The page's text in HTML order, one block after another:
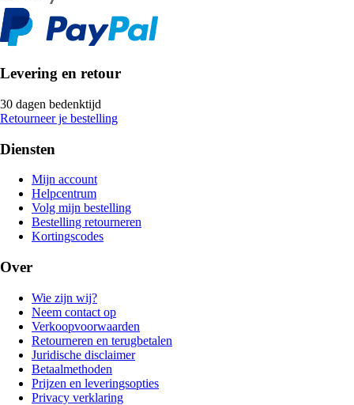
Levering en retour
30 dagen bedenktijd
Retourneer je bestelling
Diensten
Mijn account
Helpcentrum
Volg mijn bestelling
Bestelling retourneren
Kortingscodes
Over
Wie zijn wij?
Neem contact op
Verkoopvoorwaarden
Retourneren en terugbetalen
Juridische disclaimer
Betaalmethoden
Prijzen en leveringsopties
Privacy verklaring